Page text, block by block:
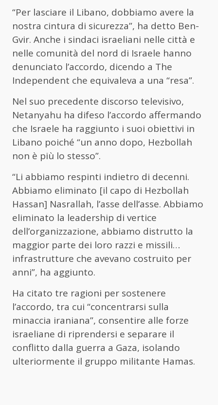
“Per lasciare il Libano, dobbiamo avere la
nostra cintura di sicurezza”, ha detto Ben-
Gvir. Anche i sindaci israeliani nelle città e
nelle comunità del nord di Israele hanno
denunciato l’accordo, dicendo a The
Independent che equivaleva a una “resa”.
Nel suo precedente discorso televisivo,
Netanyahu ha difeso l’accordo affermando
che Israele ha raggiunto i suoi obiettivi in
Libano poiché “un anno dopo, Hezbollah
non è più lo stesso”.
“Li abbiamo respinti indietro di decenni.
Abbiamo eliminato [il capo di Hezbollah
Hassan] Nasrallah, l’asse dell’asse. Abbiamo
eliminato la leadership di vertice
dell’organizzazione, abbiamo distrutto la
maggior parte dei loro razzi e missili…
infrastrutture che avevano costruito per
anni”, ha aggiunto.
Ha citato tre ragioni per sostenere
l’accordo, tra cui “concentrarsi sulla
minaccia iraniana”, consentire alle forze
israeliane di riprendersi e separare il
conflitto dalla guerra a Gaza, isolando
ulteriormente il gruppo militante Hamas.